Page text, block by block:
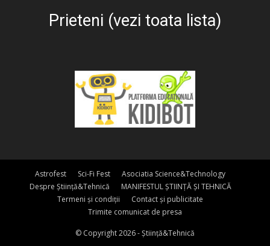
Prieteni (vezi toata lista)
Astrofest Sci-Fi Fest
Asociatia Science&Technology
Despre Știință&Tehnică
MANIFESTUL ȘTIINȚĂ ȘI TEHNICĂ
Termeni și condiții
Contact și publicitate
Trimite comunicat de presa
© Copyright 2026 - Știință&Tehnică